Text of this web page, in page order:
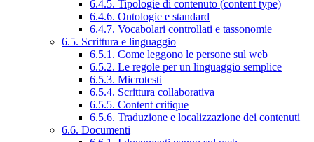
6.4.5. Tipologie di contenuto (content type)
6.4.6. Ontologie e standard
6.4.7. Vocabolari controllati e tassonomie
6.5. Scrittura e linguaggio
6.5.1. Come leggono le persone sul web
6.5.2. Le regole per un linguaggio semplice
6.5.3. Microtesti
6.5.4. Scrittura collaborativa
6.5.5. Content critique
6.5.6. Traduzione e localizzazione dei contenuti
6.6. Documenti